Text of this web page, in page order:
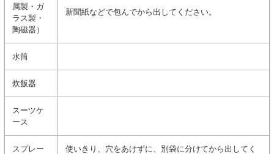
属製・ガ
ラス製・
陶磁器）
新聞紙などで包んでから出してください。
水筒
炊飯器
スーツケ
ース
スプレー
使いきり、穴をあけずに、別袋に分けてから出してく